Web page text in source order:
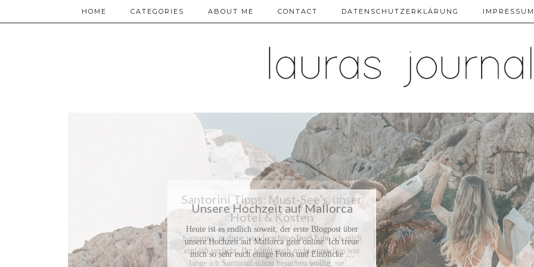
HOME CATEGORIES ABOUT ME CONTACT DATENSCHUTZERKLÄRUNG IMPRESSUM
Santorini Tipps: Must-See’s, unser
Hotel & Kosten
Santorini, in diese wunderschöne Insel habe ich mich
einfach verliebt. Ihr könnt euch nicht vorstellen wie
lange ich Santorini schon besuchen wollte, sie …